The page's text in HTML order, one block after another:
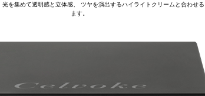
を集めて透明感と立体感、 ツヤを演出するハイライトクリームと合わせ
ます。